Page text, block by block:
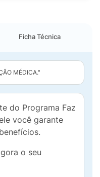
Ficha Técnica
MÉDICA."
do Programa Faz
você garante
o seu